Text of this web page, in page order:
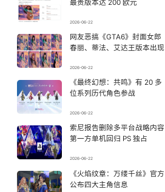
11
12 跟风评论随意脑补？杜绝二次造谣 6857829°
13
14 穿8850元MiuMiu鞋脚被染黑 官方回应 6668012°
15 浙江玉环一个月两遇台风 6563348°
最贵版本达 200 欧元
2026-06-22
网友恶搞《GTA6》封面女郎
春丽、蒂法、艾达王版本出现
2026-06-22
《最终幻想：共鸣》有 20 多
位系列历代角色参战
2026-06-22
索尼报告删除多平台战略内容
第一方单机回归 PS 独占
2026-06-22
《火焰纹章：万缕千丝》官方
公布四大主角信息